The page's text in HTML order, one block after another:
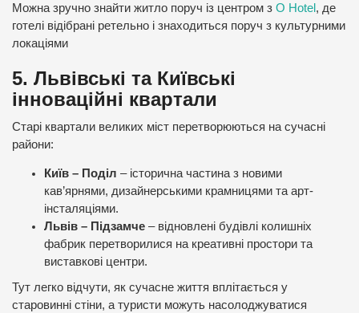
Можна зручно знайти житло поруч із центром з O Hotel, де
готелі відібрані ретельно і знаходиться поруч з культурними
локаціями
5. Львівські та Київські
інноваційні квартали
Старі квартали великих міст перетворюються на сучасні
райони:
Київ – Поділ – історична частина з новими
кав’ярнями, дизайнерськими крамницями та арт-
інсталяціями.
Львів – Підзамче – відновлені будівлі колишніх
фабрик перетворилися на креативні простори та
виставкові центри.
Тут легко відчути, як сучасне життя вплітається у
старовинні стіни, а туристи можуть насолоджуватися